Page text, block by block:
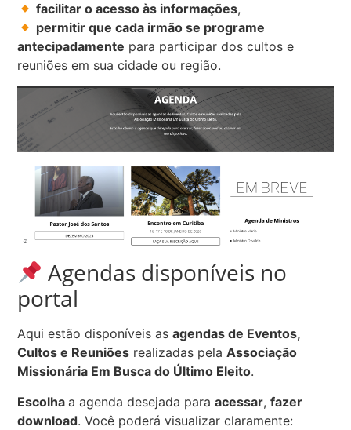
facilitar o acesso às informações,
permitir que cada irmão se programe
antecipadamente para participar dos cultos e
reuniões em sua cidade ou região.
Agendas disponíveis no
portal
Aqui estão disponíveis asagendas de Eventos,
Cultos e Reuniões realizadas pelaAssociação
Missionária Em Busca do Último Eleito.
Escolhaa agenda desejada paraacessar,fazer
download. Você poderá visualizar claramente: